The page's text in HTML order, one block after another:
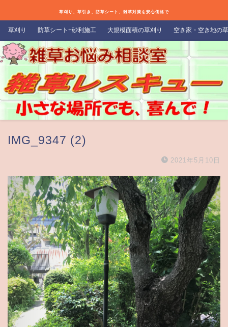
草刈り、草引き、防草シート、雑草対策を安心価格で
草刈り 防草シート+砂利施工 大規模面積の草刈り 空き家・空き地の
IMG_9347 (2)
2021年5月10日